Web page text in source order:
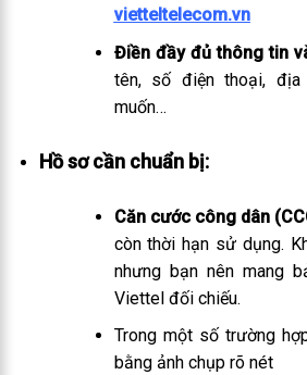
vietteltelecom.vn
Điền đầy đủ thông tin
tên, số điện thoại,
muốn…
Hồ sơ cần chuẩn bị:
Căn cước công dân
còn thời hạn sử dụng.
nhưng bạn nên mang
Viettel đối chiếu.
Trong một số trường
bằng ảnh chụp rõ nét